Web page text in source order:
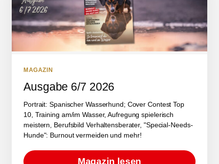
MAGAZIN
Ausgabe 6/7 2026
Portrait: Spanischer Wasserhund; Cover Contest Top
10, Training am/im Wasser, Aufregung spielerisch
meistern, Berufsbild Verhaltensberater, "Special-Needs-
Hunde": Burnout vermeiden und mehr!
Magazin lesen